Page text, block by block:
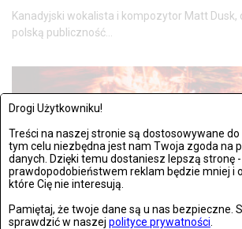
Drogi Użytkowniku!
Treści na naszej stronie są dostosowywane
tym celu niezbędna jest nam Twoja zgoda na
danych. Dzięki temu dostaniesz lepszą stronę
prawdopodobieństwem reklam będzie mniej i
które Cię nie interesują.
Pamiętaj, że twoje dane są u nas bezpieczne.
sprawdzić w naszej polityce prywatności
Kanadyjski wokalista i kompozytor Matt Dusk,
polską publiczność...